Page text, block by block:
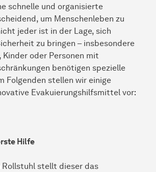
schnelle und organisierte
um Menschenleben zu
jeder ist in der Lage, sich
zu bringen – insbesondere
oder Personen mit
benötigen spezielle
Folgenden stellen wir einige
Evakuierungshilfsmittel vor:
Hilfe
Rollstuhl stellt dieser das